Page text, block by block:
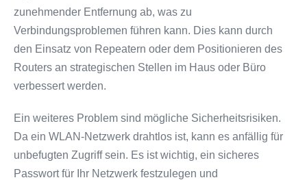
zunehmender Entfernung ab, was zu
Verbindungsproblemen führen kann. Dies kann durch
den Einsatz von Repeatern oder dem Positionieren des
Routers an strategischen Stellen im Haus oder Büro
verbessert werden.
Ein weiteres Problem sind mögliche Sicherheitsrisiken.
Da ein WLAN-Netzwerk drahtlos ist, kann es anfällig für
unbefugten Zugriff sein. Es ist wichtig, ein sicheres
Passwort für Ihr Netzwerk festzulegen und